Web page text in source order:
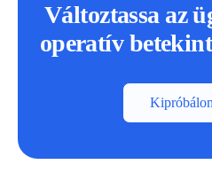
Változtassa az
operatív